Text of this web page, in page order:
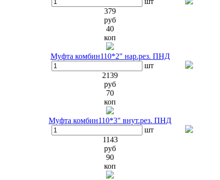
379
руб
40
коп
Муфта комбин110*2" нар.рез. ПНД
шт
2139
руб
70
коп
Муфта комбин110*3" внут.рез. ПНД
шт
1143
руб
90
коп